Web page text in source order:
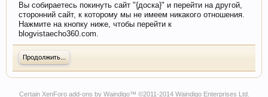
Вы собираетесь покинуть сайт "{доска}" и перейти на другой,
сторонний сайт, к которому мы не имеем никакого отношения.
Нажмите на кнопку ниже, чтобы перейти к
blogvistaecho360.com.
Продолжить...
Certain XenForo add-ons by Waindigo™ ©2011-2014 Waindigo Enterprises Ltd.